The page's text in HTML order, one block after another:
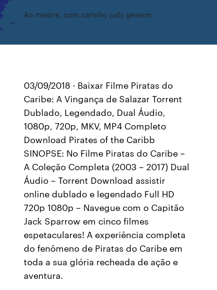
Ao mestre, com carinho judy geeson
03/09/2018 · Baixar Filme Piratas do
Caribe: A Vingança de Salazar Torrent
Dublado, Legendado, Dual Áudio,
1080p, 720p, MKV, MP4 Completo
Download Pirates of the Caribb
SINOPSE: No Filme Piratas do Caribe –
A Coleção Completa (2003 – 2017) Dual
Áudio – Torrent Download assistir
online dublado e legendado Full HD
720p 1080p – Navegue com o Capitão
Jack Sparrow em cinco filmes
espetaculares! A experiência completa
do fenômeno de Piratas do Caribe em
toda a sua glória recheada de ação e
aventura.